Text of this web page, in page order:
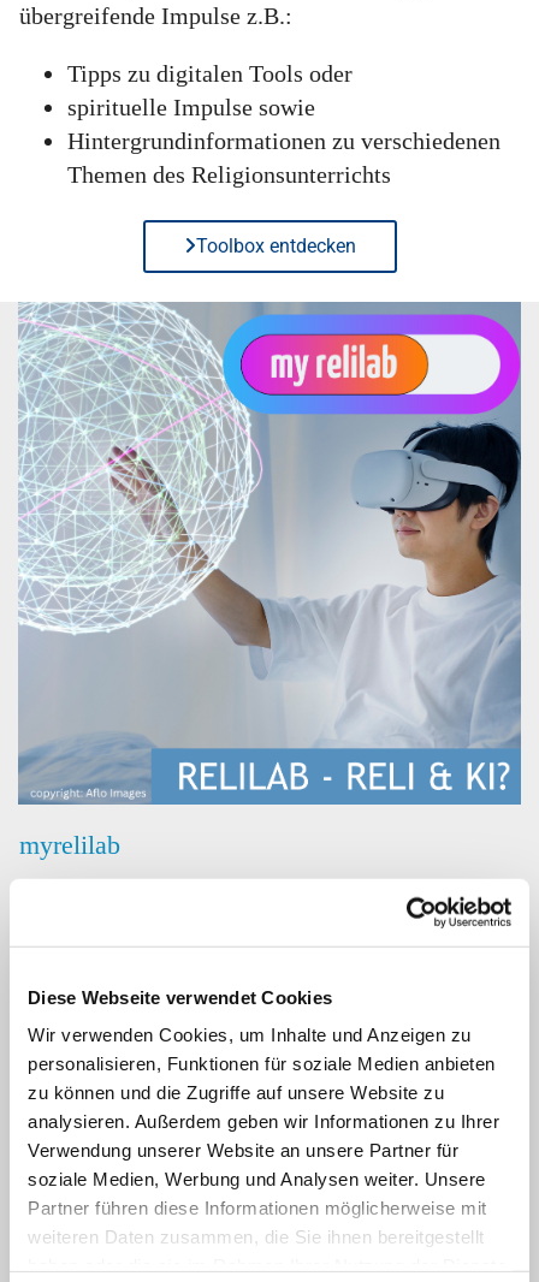
Diese Webseite verwendet Cookies
Wir verwenden Cookies, um Inhalte und Anzeigen zu
personalisieren, Funktionen für soziale Medien anbieten
zu können und die Zugriffe auf unsere Website zu
analysieren. Außerdem geben wir Informationen zu Ihrer
Verwendung unserer Website an unsere Partner für
soziale Medien, Werbung und Analysen weiter. Unsere
Partner führen diese Informationen möglicherweise mit
weiteren Daten zusammen, die Sie ihnen bereitgestellt
übergreifende Impulse z.B.:
Tipps zu digitalen Tools oder
spirituelle Impulse sowie
Hintergrundinformationen zu verschiedenen
Themen des Religionsunterrichts
Toolbox entdecken
myrelilab
Herzlich willkommen im relilab. Was du hier
vorfindest, gehört dir. Und anderen.
Alle Texte und Materialien stehen unter einer CC
BY-Lizenz 4.0 oder CC BY-SA-Lizenz 4.0.
Ausnahmen davon werden ausgewiesen. Das
bedeutet, du kannst über die Materialien frei
verfügen, sofern du auf die Autor:in und die Seite
verweist (und – im Falle einer SA-Lizenz – die
Materialien unter den gleichen Bedingungen
weitergibst). Ideen leben davon, erprobt und
weitergedacht zu werden.